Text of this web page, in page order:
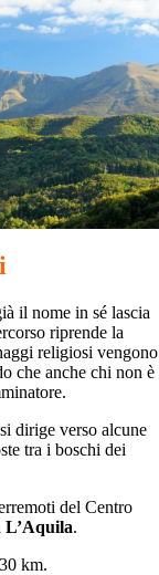
il nome in sé lascia
riprende la
religiosi vengono
che anche chi non è
dirige verso alcune
tra i boschi dei
del Centro
L’Aquila.
km.